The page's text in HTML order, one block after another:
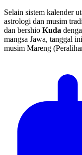
Selain sistem kalender
astrologi dan musim
dan bershio Kuda
mangsa Jawa, tanggal
musim Mareng